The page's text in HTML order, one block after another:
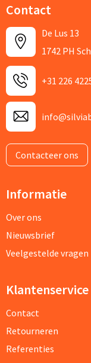
Contact
De Lus 13
1742 PH
+31 226
Contacteer ons
Informatie
Over ons
Nieuwsbrief
Veelgestelde vragen
Klantenservice
Contact
Retourneren
Referenties